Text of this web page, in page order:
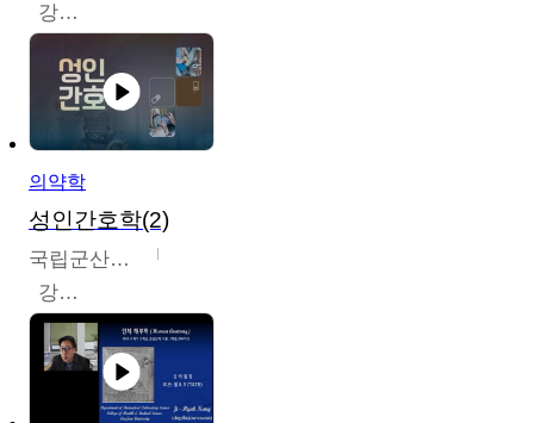
강지언
의약학
성인간호학(2)
국립군산대학교
강경아